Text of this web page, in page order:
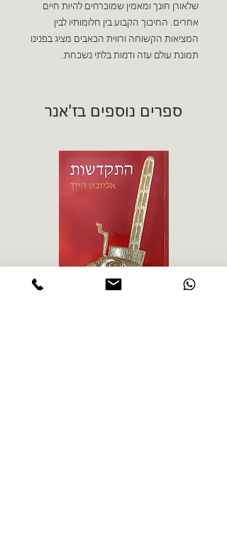
שלאורן חּונך ומאמין שמוכרחים להיות חיים
אחרים. החיכוך הקבוע בין חלומותיו לבין
המציאות הקשוחה ורווית הכאבים מציג בפנינו
תמונת עולם עזה ודמות בלתי נשכחת.
ספרים נוספים בז'אנר